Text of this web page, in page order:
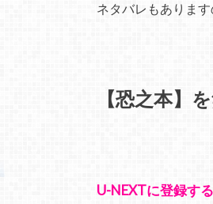
ネタバレもありま
【恐之本】
U-NEXTに登録す